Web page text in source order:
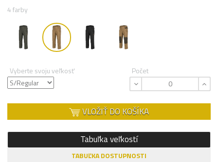
4 farby
Vyberte svoju veľkosť Počet
VLOŽIŤ DO KOŠÍKA
Tabuľka veľkostí
TABUĽKA DOSTUPNOSTI